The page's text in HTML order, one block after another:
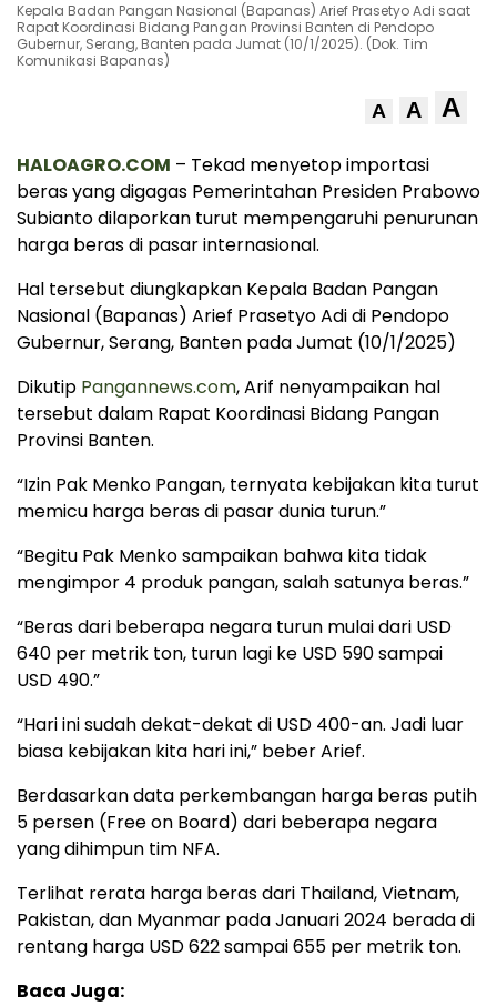
Kepala Badan Pangan Nasional (Bapanas) Arief Prasetyo Adi saat
Rapat Koordinasi Bidang Pangan Provinsi Banten di Pendopo
Gubernur, Serang, Banten pada Jumat (10/1/2025). (Dok. Tim
Komunikasi Bapanas)
A A A
HALOAGRO.COM – Tekad menyetop importasi
beras yang digagas Pemerintahan Presiden Prabowo
Subianto dilaporkan turut mempengaruhi penurunan
harga beras di pasar internasional.
Hal tersebut diungkapkan Kepala Badan Pangan
Nasional (Bapanas) Arief Prasetyo Adi di Pendopo
Gubernur, Serang, Banten pada Jumat (10/1/2025)
Dikutip Pangannews.com, Arif nenyampaikan hal
tersebut dalam Rapat Koordinasi Bidang Pangan
Provinsi Banten.
“Izin Pak Menko Pangan, ternyata kebijakan kita turut
memicu harga beras di pasar dunia turun.”
“Begitu Pak Menko sampaikan bahwa kita tidak
mengimpor 4 produk pangan, salah satunya beras.”
“Beras dari beberapa negara turun mulai dari USD
640 per metrik ton, turun lagi ke USD 590 sampai
USD 490.”
“Hari ini sudah dekat-dekat di USD 400-an. Jadi luar
biasa kebijakan kita hari ini,” beber Arief.
Berdasarkan data perkembangan harga beras putih
5 persen (Free on Board) dari beberapa negara
yang dihimpun tim NFA.
Terlihat rerata harga beras dari Thailand, Vietnam,
Pakistan, dan Myanmar pada Januari 2024 berada di
rentang harga USD 622 sampai 655 per metrik ton.
Baca Juga: